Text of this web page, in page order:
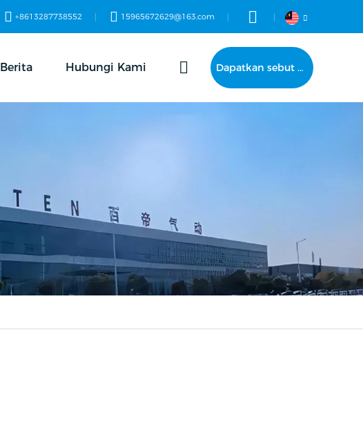
+8613287738552 15965672629@163.com
Berita Hubungi Kami Dapatkan sebut harga